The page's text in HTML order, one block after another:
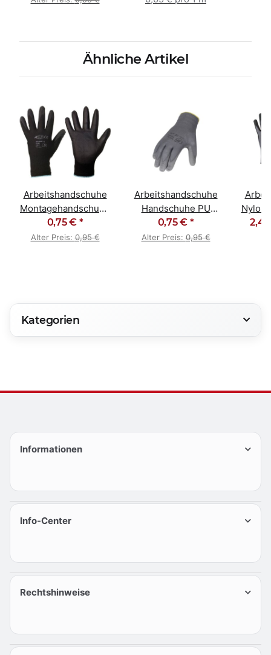
Ähnliche Artikel
Arbeitshandschuhe
Montagehandschuhe
PU schwarz
0,75 € *
Alter Preis:0,95 €
Arbeitshandschuhe
Handschuhe PU
beschichtet grau
0,75 € *
Alter Preis:0,95 €
Nylon
Kategorien
Informationen
Info-Center
Rechtshinweise